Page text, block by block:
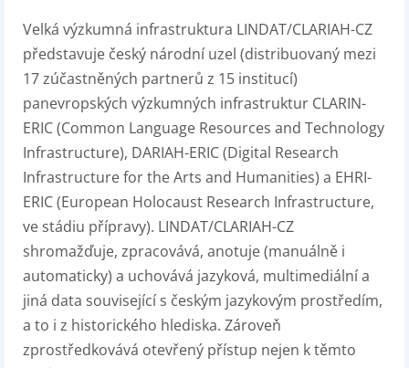
Velká výzkumná infrastruktura LINDAT/CLARIAH-CZ
představuje český národní uzel (distribuovaný mezi
17 zúčastněných partnerů z 15 institucí)
panevropských výzkumných infrastruktur CLARIN-
ERIC (Common Language Resources and Technology
Infrastructure), DARIAH-ERIC (Digital Research
Infrastructure for the Arts and Humanities) a EHRI-
ERIC (European Holocaust Research Infrastructure,
ve stádiu přípravy). LINDAT/CLARIAH-CZ
shromažďuje, zpracovává, anotuje (manuálně i
automaticky) a uchovává jazyková, multimediální a
jiná data související s českým jazykovým prostředím,
a to i z historického hlediska. Zároveň
zprostředkovává otevřený přístup nejen k těmto